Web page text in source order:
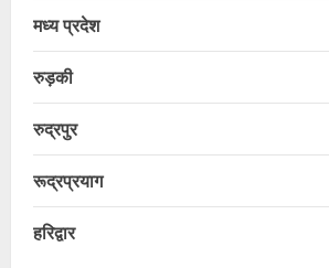
मध्य प्रदेश
रुड़की
रुद्रपुर
रूद्रप्रयाग
हरिद्वार